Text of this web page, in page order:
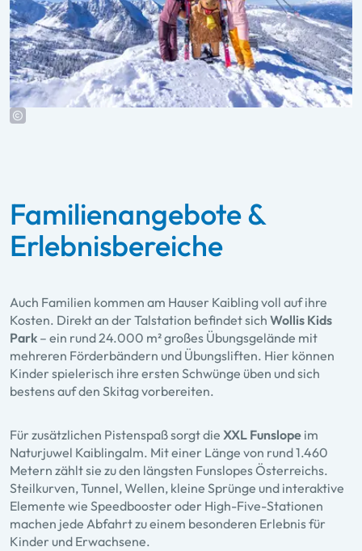
Familienangebote &
Erlebnisbereiche
Auch Familien kommen am Hauser Kaibling voll auf ihre
Kosten. Direkt an der Talstation befindet sich Wollis Kids
Park – ein rund 24.000 m² großes Übungsgelände mit
mehreren Förderbändern und Übungsliften. Hier können
Kinder spielerisch ihre ersten Schwünge üben und sich
bestens auf den Skitag vorbereiten.
Für zusätzlichen Pistenspaß sorgt die XXL Funslope im
Naturjuwel Kaiblingalm. Mit einer Länge von rund 1.460
Metern zählt sie zu den längsten Funslopes Österreichs.
Steilkurven, Tunnel, Wellen, kleine Sprünge und interaktive
Elemente wie Speedbooster oder High-Five-Stationen
machen jede Abfahrt zu einem besonderen Erlebnis für
Kinder und Erwachsene.